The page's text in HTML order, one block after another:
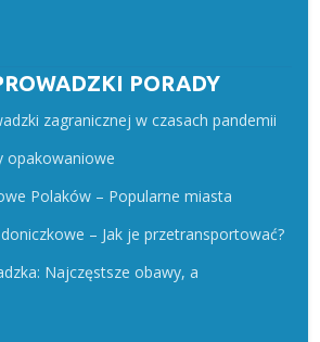
PORADY
zagranicznej w czasach pandemii
opakowaniowe
Polaków – Popularne miasta
– Jak je przetransportować?
Najczęstsze obawy, a